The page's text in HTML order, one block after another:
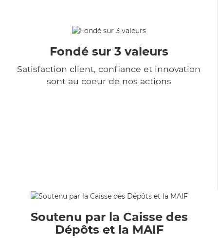
Fondé sur 3 valeurs
Satisfaction client, confiance et innovation
sont au coeur de nos actions
Soutenu par la Caisse des
Dépôts et la MAIF